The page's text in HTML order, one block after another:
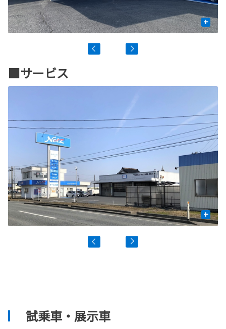
+
■サービス
+
試乗車・展示車